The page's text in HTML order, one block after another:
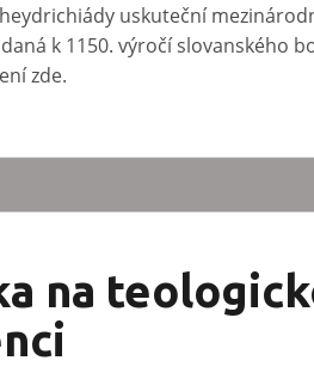
uskuteční
k 1150. výročí slovanského
zde.
na